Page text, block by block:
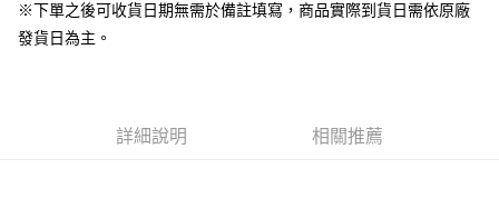
流程，驗證手機門號後，選擇欲分期的期數、繳款截止日，確認付款後即完
成交易。
【繳款方式說明】
運送方式
預購-付款後全家取貨(舊)
※下單之後可收貨日期無需於備註填寫，商品實際到貨日需依原廠
發貨日為主。
詳細說明 相關推薦